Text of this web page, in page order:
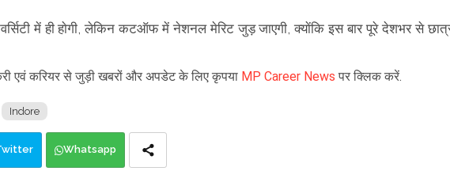
में ही हाेगी, लेकिन कटऑफ में नेशनल मेरिट जुड़ जाएगी, क्याेंकि इस बार पूरे देशभर से
एवं करियर से जुड़ी खबरों और अपडेट के लिए कृपया MP Career News पर क्लिक करें.
Indore
Whatsapp